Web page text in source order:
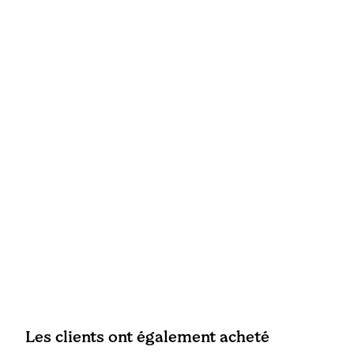
Les clients ont également acheté